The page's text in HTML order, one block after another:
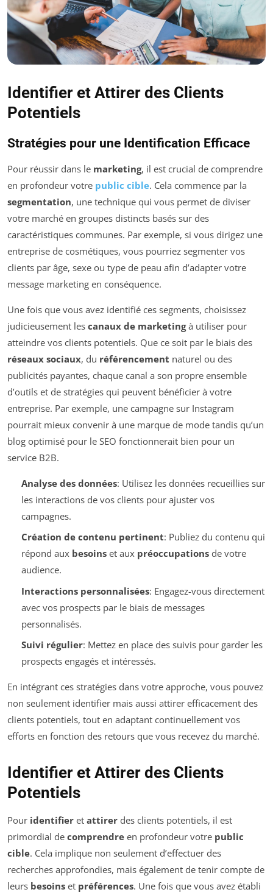
Identifier et Attirer des Clients
Potentiels
Stratégies pour une Identification Efficace
Pour réussir dans le marketing, il est crucial de comprendre
en profondeur votre public cible. Cela commence par la
segmentation, une technique qui vous permet de diviser
votre marché en groupes distincts basés sur des
caractéristiques communes. Par exemple, si vous dirigez une
entreprise de cosmétiques, vous pourriez segmenter vos
clients par âge, sexe ou type de peau afin d’adapter votre
message marketing en conséquence.
Une fois que vous avez identifié ces segments, choisissez
judicieusement les canaux de marketingà utiliser pour
atteindre vos clients potentiels. Que ce soit par le biais des
réseaux sociaux, du référencement naturel ou des
publicités payantes, chaque canal a son propre ensemble
d’outils et de stratégies qui peuvent bénéficier à votre
entreprise. Par exemple, une campagne sur Instagram
pourrait mieux convenir à une marque de mode tandis qu’un
blog optimisé pour le SEO fonctionnerait bien pour un
service B2B.
Analyse des données: Utilisez les données recueillies sur
les interactions de vos clients pour ajuster vos
campagnes.
Création de contenu pertinent: Publiez du contenu qui
répond aux besoinset aux préoccupationsde votre
audience.
Interactions personnalisées: Engagez-vous directement
avec vos prospects par le biais de messages
personnalisés.
Suivi régulier: Mettez en place des suivis pour garder les
prospects engagés et intéressés.
En intégrant ces stratégies dans votre approche, vous pouvez
non seulement identifier mais aussi attirer efficacement des
clients potentiels, tout en adaptant continuellement vos
efforts en fonction des retours que vous recevez du marché.
Identifier et Attirer des Clients
Potentiels
Pour identifier et attirer des clients potentiels, il est
primordial de comprendre en profondeur votre public
cible. Cela implique non seulement d’effectuer des
recherches approfondies, mais également de tenir compte de
leurs besoins et préférences. Une fois que vous avez établi